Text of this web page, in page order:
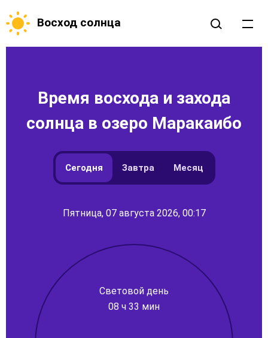
Восход солнца
Время восхода и захода
солнца в озеро Маракаибо
Сегодня Завтра Месяц
Пятница, 07 августа 2026, 00:17
Световой день
08 ч 33 мин